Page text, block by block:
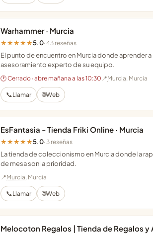
Warhammer · Murcia
★★★★★5.0· 43 reseñas
El punto de encuentro en Murcia donde aprender
asesoramiento experto de su equipo.
🕐 Cerrado · abre mañana a las 10:30 📍Murcia, Murcia
📞Llamar 🌐Web
EsFantasia - Tienda Friki Online · Murcia
★★★★★5.0· 3 reseñas
La tienda de coleccionismo en Murcia donde la
de mesa son la prioridad.
📍Murcia, Murcia
📞Llamar 🌐Web
Melocoton Regalos | Tienda de Regalos y